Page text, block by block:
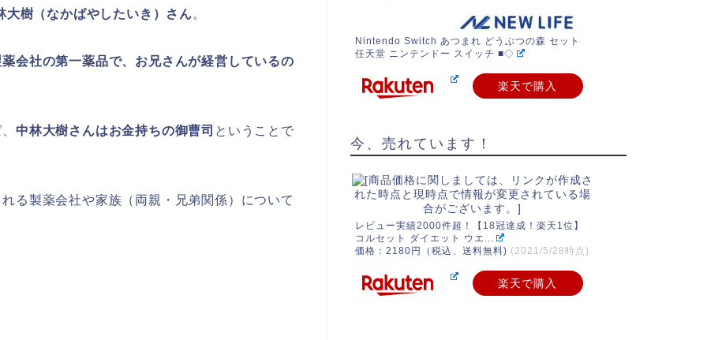
大樹（なかばやしたいき）さん。
会社の第一薬品で、お兄さんが経営しているの
中林大樹さんはお金持ちの御曹司 ということで
る製薬会社や家族（両親・兄弟関係）について
Nintendo Switch あつまれ どうぶつの森 セット
任天堂 ニンテンドー スイッチ ■◇
楽天で購入
今、売れています！
レビュー実績2000件超！【18冠達成！楽天1位】
コルセット ダイエット ウエ...
価格：2180円（税込、送料無料) (2021/5/28時点)
楽天で購入